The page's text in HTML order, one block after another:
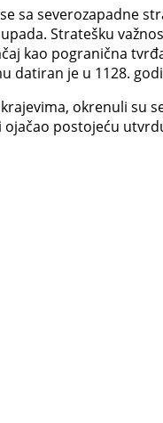
sa severozapadne
Stratešku
kao pogranična
datiran je u 1128.
okrenuli su
ojačao postojeću